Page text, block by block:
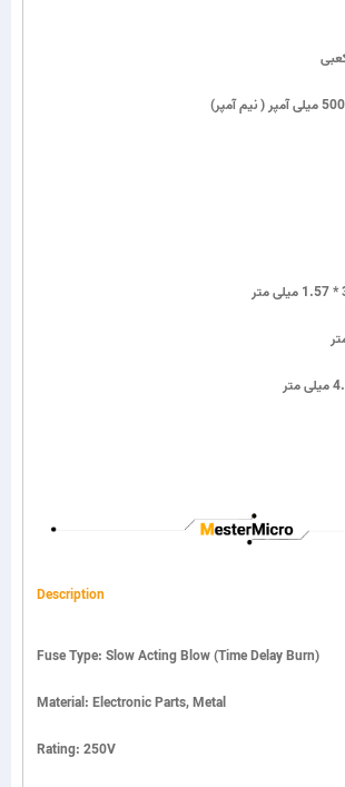
Description
Fuse Type: Slow Acting Blow (Time Delay Burn)
Material: Electronic Parts, Metal
Rating: 250V